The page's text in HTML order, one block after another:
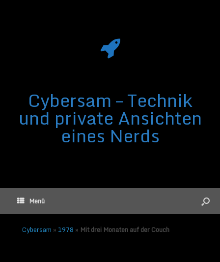
Cybersam – Technik
und private Ansichten
eines Nerds
Menü
Cybersam » 1978 » Mit drei Monaten auf der Couch